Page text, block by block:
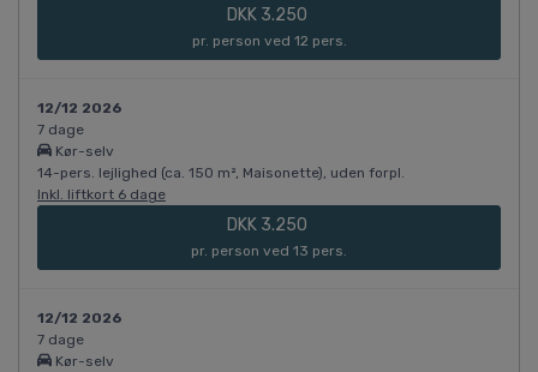
DKK 3.250
pr. person ved 12 pers.
12/12 2026
7 dage
Kør-selv
14-pers. lejlighed (ca. 150 m², Maisonette), uden forpl.
Inkl. liftkort 6 dage
DKK 3.250
pr. person ved 13 pers.
12/12 2026
7 dage
Kør-selv